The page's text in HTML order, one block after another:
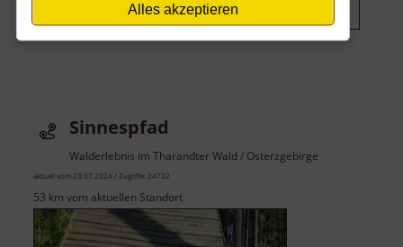
Alles akzeptieren
Sinnespfad
Walderlebnis im Tharandter Wald / Osterzgebirge
aktuell vom 23.07.2024 / Zugriffe: 24732
53 km vom aktuellen Standort